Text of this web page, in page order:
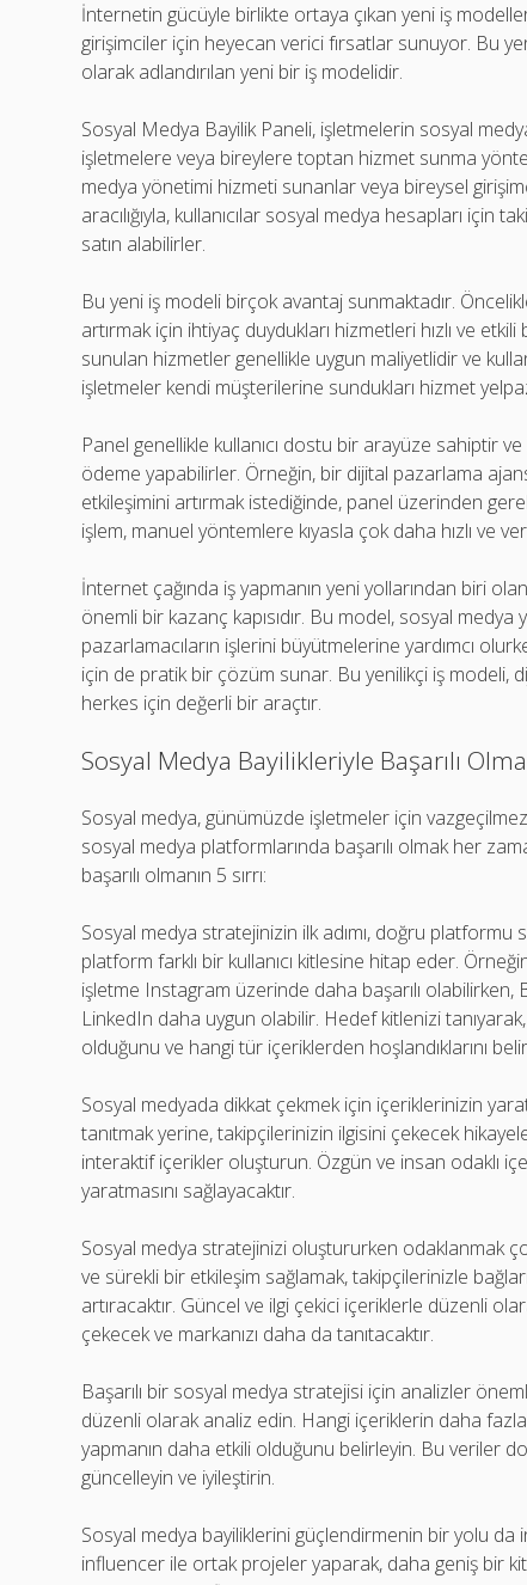
İnternetin gücüyle birlikte ortaya çıkan yeni iş
girişimciler için heyecan verici fırsatlar sunuyor. Bu
olarak adlandırılan yeni bir iş modelidir.
Sosyal Medya Bayilik Paneli, işletmelerin sosyal
işletmelere veya bireylere toptan hizmet sunma
medya yönetimi hizmeti sunanlar veya bireysel
aracılığıyla, kullanıcılar sosyal medya hesapları
satın alabilirler.
Bu yeni iş modeli birçok avantaj sunmaktadır.
artırmak için ihtiyaç duydukları hizmetleri hızlı ve
sunulan hizmetler genellikle uygun maliyetlidir ve
işletmeler kendi müşterilerine sundukları hizmet
Panel genellikle kullanıcı dostu bir arayüze sahiptir
ödeme yapabilirler. Örneğin, bir dijital pazarlama
etkileşimini artırmak istediğinde, panel üzerinden
işlem, manuel yöntemlere kıyasla çok daha hızlı ve
İnternet çağında iş yapmanın yeni yollarından biri
önemli bir kazanç kapısıdır. Bu model, sosyal
pazarlamacıların işlerini büyütmelerine yardımcı
için de pratik bir çözüm sunar. Bu yenilikçi iş modeli,
herkes için değerli bir araçtır.
Sosyal Medya Bayilikleriyle Başarılı
Sosyal medya, günümüzde işletmeler için
sosyal medya platformlarında başarılı olmak her
başarılı olmanın 5 sırrı:
Sosyal medya stratejinizin ilk adımı, doğru
platform farklı bir kullanıcı kitlesine hitap eder.
işletme Instagram üzerinde daha başarılı
LinkedIn daha uygun olabilir. Hedef kitlenizi
olduğunu ve hangi tür içeriklerden hoşlandıklarını
Sosyal medyada dikkat çekmek için içeriklerinizin
tanıtmak yerine, takipçilerinizin ilgisini çekecek
interaktif içerikler oluşturun. Özgün ve insan odaklı
yaratmasını sağlayacaktır.
Sosyal medya stratejinizi oluştururken odaklanmak
ve sürekli bir etkileşim sağlamak, takipçilerinizle
artıracaktır. Güncel ve ilgi çekici içeriklerle düzenli
çekecek ve markanızı daha da tanıtacaktır.
Başarılı bir sosyal medya stratejisi için analizler
düzenli olarak analiz edin. Hangi içeriklerin daha fazla
yapmanın daha etkili olduğunu belirleyin. Bu veriler
güncelleyin ve iyileştirin.
Sosyal medya bayiliklerini güçlendirmenin bir yolu da
influencer ile ortak projeler yaparak, daha geniş bir